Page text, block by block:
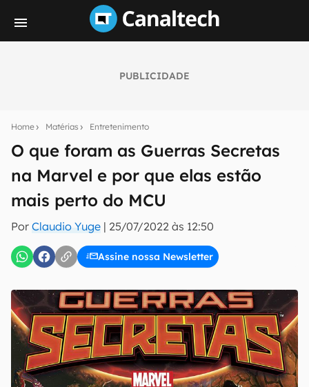
PUBLICIDADE
Home Matérias Entretenimento
O que foram as Guerras Secretas
na Marvel e por que elas estão
mais perto do MCU
Por Claudio Yuge | 25/07/2022 às 12:50
Assine nossa Newsletter
notícias e reviews sobre tecnologia em primeira
E-mail
inscreva-se
Uso e Política de Privacidade do Canaltech.